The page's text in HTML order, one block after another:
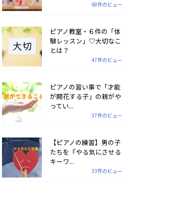
68件のビュー
ピアノ教室・６件の「体
験レッスン」♡大切なこ
とは？
47件のビュー
ピアノの習い事で「才能
が開花する子」の親がや
ってい...
37件のビュー
【ピアノの練習】男の子
たちを『やる気にさせる
キーワ...
33件のビュー